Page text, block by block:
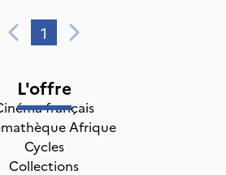
1
L'offre
français
Afrique
Cycles
Collections